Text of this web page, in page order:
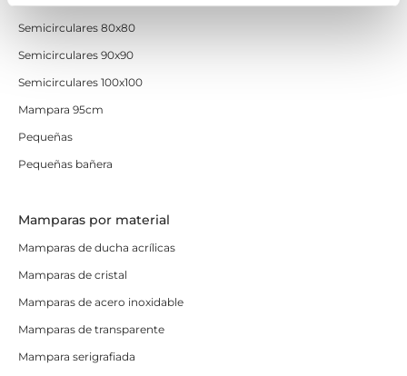
Semicirculares 80x80
Semicirculares 90x90
Semicirculares 100x100
Mampara 95cm
Pequeñas
Pequeñas bañera
Mamparas por material
Mamparas de ducha acrílicas
Mamparas de cristal
Mamparas de acero inoxidable
Mamparas de transparente
Mampara serigrafiada